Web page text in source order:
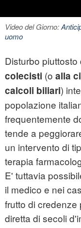
Video del Giorno:
uomo
Disturbo
colecisti (o alla
calcoli biliari)
popolazione
frequentemente
tende a
un intervento di
terapia
E' tuttavia
il medico e nei
frutto di
diretta di secoli